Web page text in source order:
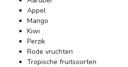
Appel
Mango
Kiwi
Perzik
Rode vruchten
Tropische fruitsoorten